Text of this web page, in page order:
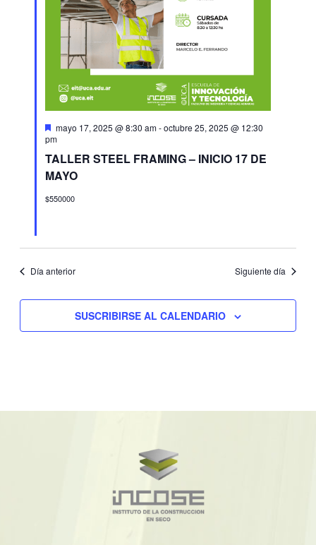
Destacado
mayo 17, 2025 @ 8:30 am-octubre 25, 2025 @ 12:30
pm
TALLER STEEL FRAMING – INICIO 17 DE
MAYO
$550000
Día anterior Siguiente día
SUSCRIBIRSE AL CALENDARIO